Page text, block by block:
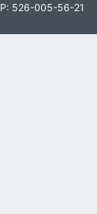
526-005-56-21